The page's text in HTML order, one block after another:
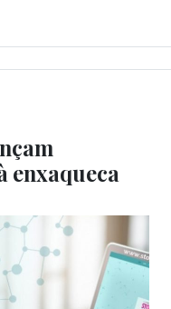
enxaqueca